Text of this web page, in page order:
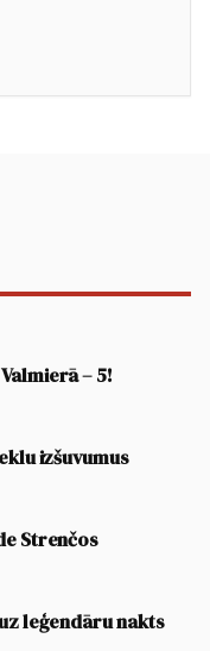
– 5!
izšuvumus
Strenčos
leģendāru nakts